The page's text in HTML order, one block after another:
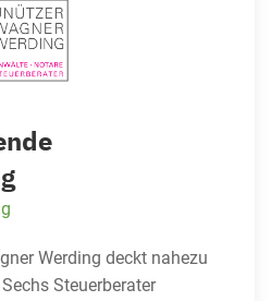
Werding deckt nahezu
Steuerberater